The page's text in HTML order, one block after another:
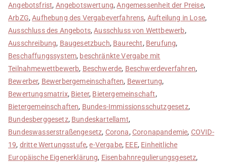
Angebotsfrist, Angebotswertung,Angemessenheit der Preise,
ArbZG,Aufhebung des Vergabeverfahrens, Aufteilung in Lose,
Ausschluss des Angebots,Ausschluss von Wettbewerb,
Ausschreibung, Baugesetzbuch, Baurecht, Berufung,
Beschaffungssystem, beschränkte Vergabe mit
Teilnahmewettbewerb, Beschwerde, Beschwerdeverfahren,
Bewerber, Bewerbergemeinschaften, Bewertung,
Bewertungsmatrix, Bieter, Bietergemeinschaft,
Bietergemeinschaften, Bundes-Immissionsschutzgesetz,
Bundesberggesetz, Bundeskartellamt,
Bundeswasserstraßengesetz, Corona, Coronapandemie, COVID-
19, dritte Wertungsstufe,e-Vergabe, EEE, Einheitliche
Europäische Eigenerklärung, Eisenbahnregulierungsgesetz,